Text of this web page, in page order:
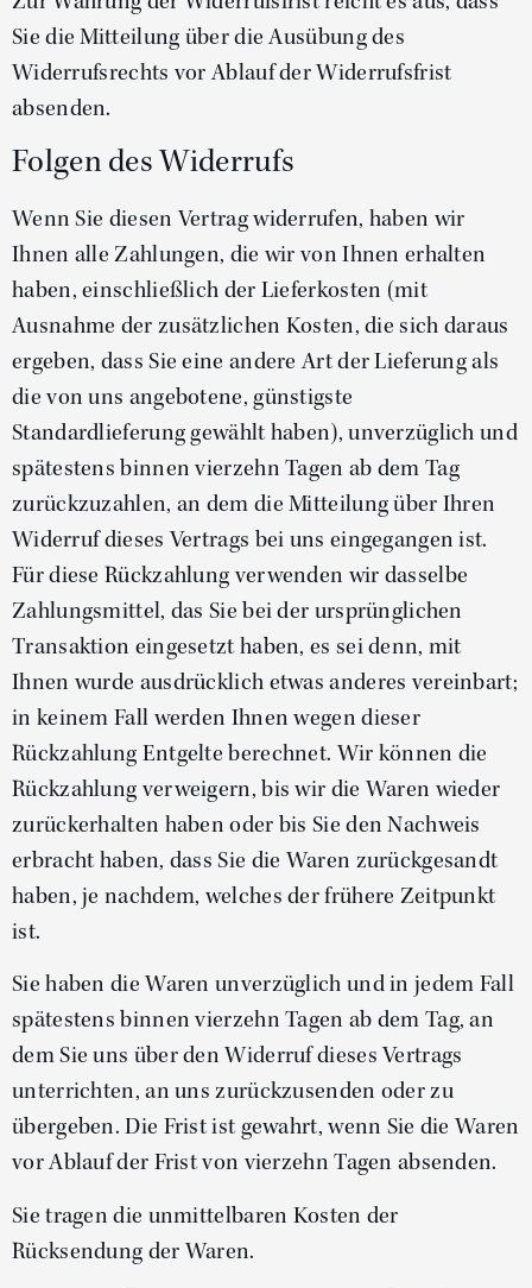
Sie die Mitteilung über die Ausübung des
Widerrufsrechts vor Ablauf der Widerrufsfrist
absenden.
Folgen des Widerrufs
Wenn Sie diesen Vertrag widerrufen, haben wir
Ihnen alle Zahlungen, die wir von Ihnen erhalten
haben, einschließlich der Lieferkosten (mit
Ausnahme der zusätzlichen Kosten, die sich daraus
ergeben, dass Sie eine andere Art der Lieferung als
die von uns angebotene, günstigste
Standardlieferung gewählt haben), unverzüglich und
spätestens binnen vierzehn Tagen ab dem Tag
zurückzuzahlen, an dem die Mitteilung über Ihren
Widerruf dieses Vertrags bei uns eingegangen ist.
Für diese Rückzahlung verwenden wir dasselbe
Zahlungsmittel, das Sie bei der ursprünglichen
Transaktion eingesetzt haben, es sei denn, mit
Ihnen wurde ausdrücklich etwas anderes vereinbart;
in keinem Fall werden Ihnen wegen dieser
Rückzahlung Entgelte berechnet. Wir können die
Rückzahlung verweigern, bis wir die Waren wieder
zurückerhalten haben oder bis Sie den Nachweis
erbracht haben, dass Sie die Waren zurückgesandt
haben, je nachdem, welches der frühere Zeitpunkt
ist.
Sie haben die Waren unverzüglich und in jedem Fall
spätestens binnen vierzehn Tagen ab dem Tag, an
dem Sie uns über den Widerruf dieses Vertrags
unterrichten, an uns zurückzusenden oder zu
übergeben. Die Frist ist gewahrt, wenn Sie die Waren
vor Ablauf der Frist von vierzehn Tagen absenden.
Sie tragen die unmittelbaren Kosten der
Rücksendung der Waren.